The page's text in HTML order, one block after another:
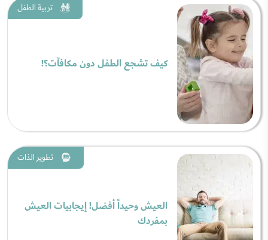
تربية الطفل
كيف تشجع الطفل دون مكافآت؟!
تطوير الذات
العيش وحيداً أفضل! إيجابيات العيش
بمفردك